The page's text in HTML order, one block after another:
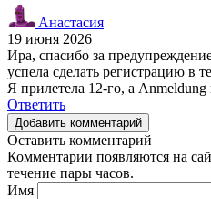
Анастасия
19 июня 2026
Ира, спасибо за
успела сделать регистрацию в
Я прилетела 12-го, а Anmeldung
Ответить
Добавить комментарий
Оставить комментарий
Комментарии появляются на
течение пары часов.
Имя